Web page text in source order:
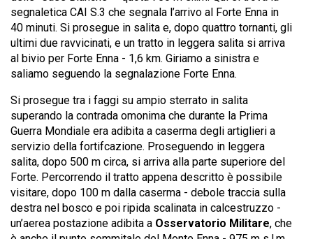
segnaletica CAI S.3 che segnala l’arrivo al Forte Enna in
40 minuti. Si prosegue in salita e, dopo quattro tornanti, gli
ultimi due ravvicinati, e un tratto in leggera salita si arriva
al bivio per Forte Enna - 1,6 km. Giriamo a sinistra e
saliamo seguendo la segnalazione Forte Enna.
Si prosegue tra i faggi su ampio sterrato in salita
superando la contrada omonima che durante la Prima
Guerra Mondiale era adibita a caserma degli artiglieri a
servizio della fortifcazione. Proseguendo in leggera
salita, dopo 500 m circa, si arriva alla parte superiore del
Forte. Percorrendo il tratto appena descritto è possibile
visitare, dopo 100 m dalla caserma - debole traccia sulla
destra nel bosco e poi ripida scalinata in calcestruzzo -
un’aerea postazione adibita a Osservatorio Militare, che